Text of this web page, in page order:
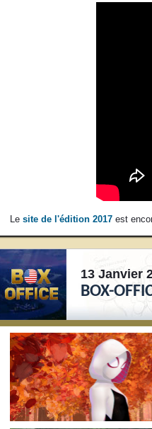
Le site de l'édition 2017est
13 Janvier
BOX-